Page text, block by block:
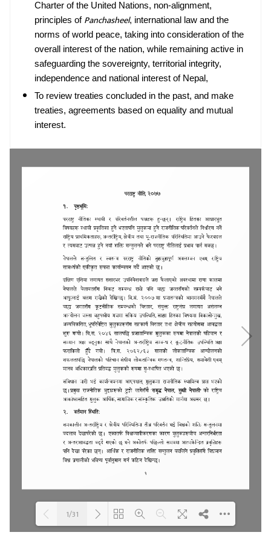
Charter of the United Nations, non-alignment,
principles of Panchasheel, international law and the
norms of world peace, taking into consideration of the
overall interest of the nation, while remaining active in
safeguarding the sovereignty, territorial integrity,
independence and national interest of Nepal,
To review treaties concluded in the past, and make
treaties, agreements based on equality and mutual
interest.
1/31